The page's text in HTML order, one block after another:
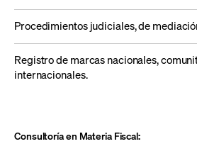
Procedimientos judiciales, de
Registro de marcas nacionales,
internacionales.
Consultoría en Materia Fiscal: